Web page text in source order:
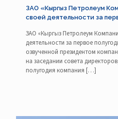
ЗАО «Кыргыз Петролеум
своей деятельности за
ЗАО «Кыргыз Петролеум
деятельности за первое
озвученной президентом
на заседании совета
полугодия компания […]